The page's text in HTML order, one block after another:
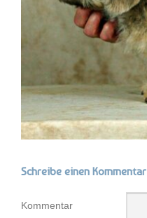
Schreibe einen Kommentar
Kommentar